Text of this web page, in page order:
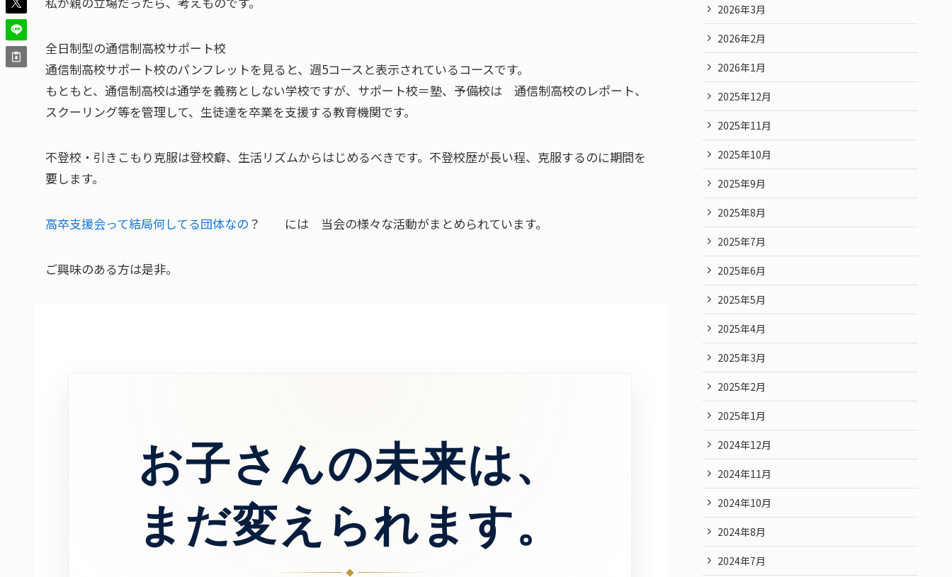
全日制型の通信制高校サポート校
通信制高校サポート校のパンフレットを見ると、週5コースと表示されているコースです。
もともと、通信制高校は通学を義務としない学校ですが、サポート校＝塾、予備校は 通信制高校のレポート、
スクーリング等を管理して、生徒達を卒業を支援する教育機関です。
不登校・引きこもり克服は登校癖、生活リズムからはじめるべきです。不登校歴が長い程、克服するのに期間を
要します。
高卒支援会って結局何してる団体なの ？ には 当会の様々な活動がまとめられています。
ご興味のある方は是非。
お子さんの未来は、
まだ変えられます。
2026年3月
2026年2月
2026年1月
2025年12月
2025年11月
2025年10月
2025年9月
2025年8月
2025年7月
2025年6月
2025年5月
2025年4月
2025年3月
2025年2月
2025年1月
2024年12月
2024年11月
2024年10月
2024年8月
2024年7月